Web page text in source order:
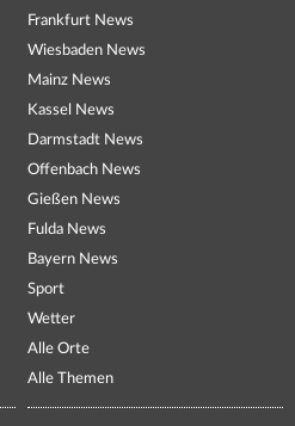
Frankfurt News
Wiesbaden News
Mainz News
Kassel News
Darmstadt News
Offenbach News
Gießen News
Fulda News
Bayern News
Sport
Wetter
Alle Orte
Alle Themen